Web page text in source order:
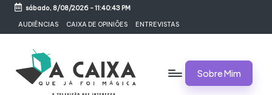
content
sábado, 8/08/2026-11:40:43 PM
AUDIÊNCIAS CAIXA DE OPINIÕES ENTREVISTAS
Sobre Mim